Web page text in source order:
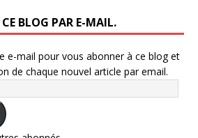
BLOG PAR E-MAIL.
e-mail pour vous abonner à ce blog et
de chaque nouvel article par email.